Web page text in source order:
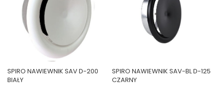
SPIRO NAWIEWNIK SAV D-200
BIAŁY
SPIRO NAWIEWNIK SAV-BL D-125
CZARNY